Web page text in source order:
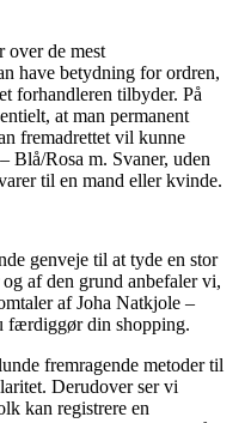
over de mest
have betydning for ordren,
forhandleren tilbyder. På
at man permanent
fremadrettet vil kunne
Blå/Rosa m. Svaner, uden
til en mand eller kvinde.
genveje til at tyde en stor
af den grund anbefaler vi,
af Joha Natkjole –
færdiggør din shopping.
fremragende metoder til
Derudover ser vi
kan registrere en